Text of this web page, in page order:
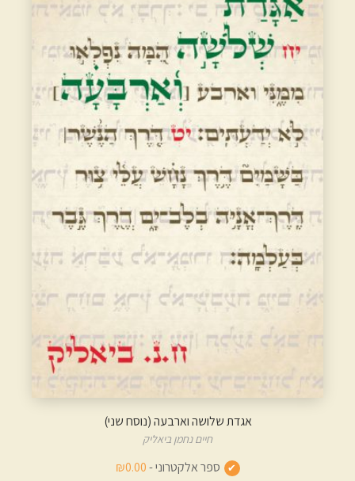
אגדת שלושה וארבעה (נוסח שני)
חיים נחמן ביאליק
ספר אלקטרוני -₪0.00